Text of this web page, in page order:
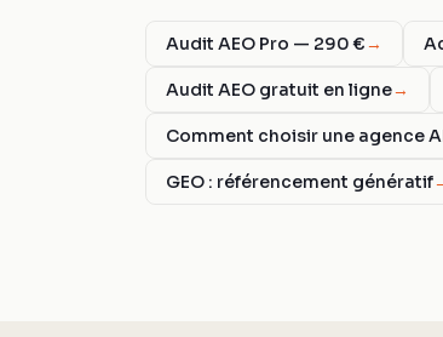
Audit AEO Pro — 290 €→
Audit AEO gratuit en ligne→
Comment choisir une agence
GEO : référencement génératif